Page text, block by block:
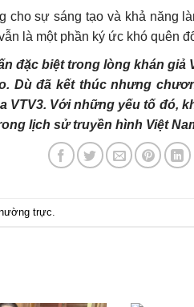
cho sự sáng tạo và khả năng
là một phần ký ức khó quên
đặc biệt trong lòng khán
Dù đã kết thúc nhưng
VTV3. Với những yếu tố đó,
lịch sử truyền hình Việt
trực